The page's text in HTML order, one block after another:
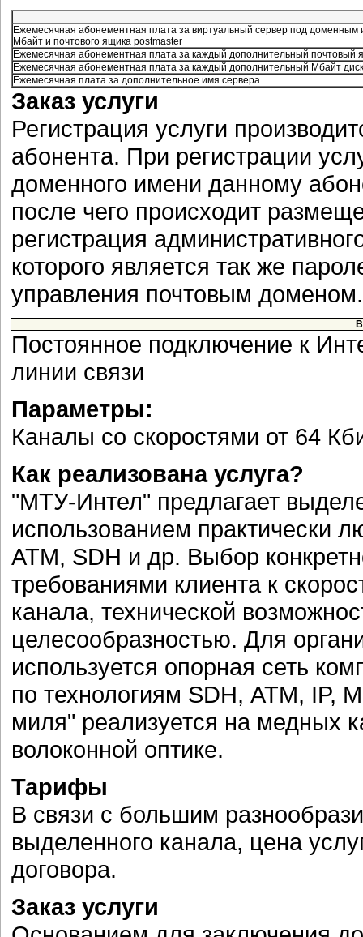
Ежемесячная абонементная плата за виртуальный сервер под
Мбайт и почтового ящика postmaster
Ежемесячная абонементная плата за каждый дополнительный почтовый
Ежемесячная абонементная плата за каждый дополнительный Мбайт
Ежемесячная плата за дополнительное имя сервера
Заказ услуги
Регистрация услуги
абонента. При регистрации
доменного имени данному
после чего происходит
регистрация
которого является так же
управления почтовым доменом.
Постоянное подключение к
линии связи
Параметры:
Каналы со скоростями от 64
Как реализована услуга?
"МТУ-Интел" предлагает
использованием практически
АТМ, SDH и др. Выбор
требованиями клиента к
канала, технической
целесообразностью. Для
используется опорная сеть
по технологиям SDH, АТМ, IP,
миля" реализуется на медных
волоконной оптике.
Тарифы
В связи с большим
выделенного канала, цена
договора.
Заказ услуги